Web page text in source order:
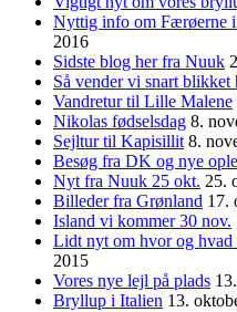
Nyttig info om Færøerne
2016
Sidste blog her fra Nuuk
Så vender vi snart blikket
Vandretur til Lille Malene
Nikolas fødselsdag 8.
Sejltur til Kapisillit 8.
Besøg fra DK og nye
Nyt fra Nuuk 25 okt. 25.
Billeder fra Grønland 17.
Island vi kommer 30 nov.
Lidt nyt om hvor og hvad
2015
Vores nye lejl på plads
Bryllup i Italien 13.